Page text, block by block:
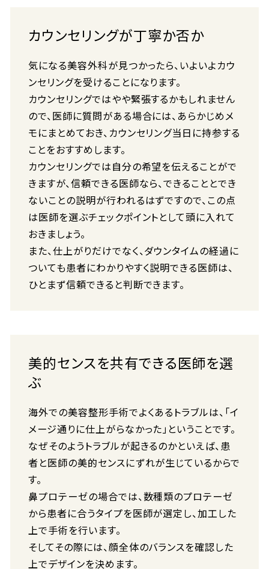
カウンセリングが丁寧か否か
気になる美容外科が見つかったら、いよいよカウ
ンセリングを受けることになります。
カウンセリングではやや緊張するかもしれません
ので、医師に質問がある場合には、あらかじめメ
モにまとめておき、カウンセリング当日に持参する
ことをおすすめします。
カウンセリングでは自分の希望を伝えることがで
きますが、信頼できる医師なら、できることとでき
ないことの説明が行われるはずですので、この点
は医師を選ぶチェックポイントとして頭に入れて
おきましょう。
また、仕上がりだけでなく、ダウンタイムの経過に
ついても患者にわかりやすく説明できる医師は、
ひとまず信頼できると判断できます。
美的センスを共有できる医師を選
ぶ
海外での美容整形手術でよくあるトラブルは、「イ
メージ通りに仕上がらなかった」ということです。
なぜそのようトラブルが起きるのかといえば、患
者と医師の美的センスにずれが生じているからで
す。
鼻プロテーゼの場合では、数種類のプロテーゼ
から患者に合うタイプを医師が選定し、加工した
上で手術を行います。
そしてその際には、顔全体のバランスを確認した
上でデザインを決めます。